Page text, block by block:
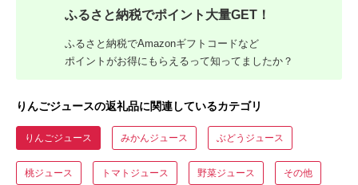
ふるさと納税でポイント大量GET！
ふるさと納税でAmazonギフトコードなど
ポイントがお得にもらえるって知ってましたか？
りんごジュースの返礼品に関連しているカテゴリ
りんごジュース みかんジュース ぶどうジュース
桃ジュース トマトジュース 野菜ジュース その他